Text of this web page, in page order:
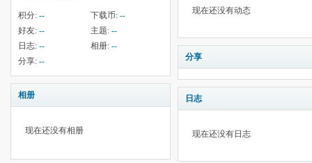
积分: -- 下载币: --
好友: -- 主题: --
日志: -- 相册: --
分享: --
相册
现在还没有相册
现在还没有动态
分享
日志
现在还没有日志